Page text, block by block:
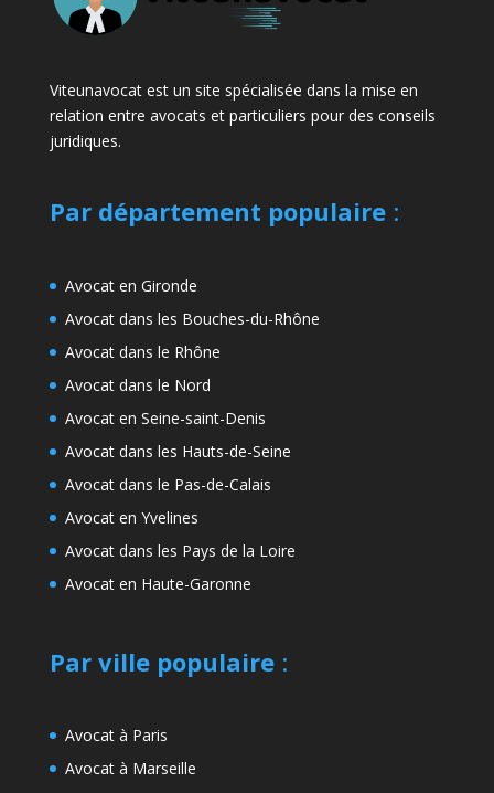
Viteunavocat est un site spécialisée dans la mise en
relation entre avocats et particuliers pour des conseils
juridiques.
Par département populaire:
Avocat en Gironde
Avocat dans les Bouches-du-Rhône
Avocat dans le Rhône
Avocat dans le Nord
Avocat en Seine-saint-Denis
Avocat dans les Hauts-de-Seine
Avocat dans le Pas-de-Calais
Avocat en Yvelines
Avocat dans les Pays de la Loire
Avocat en Haute-Garonne
Par ville populaire:
Avocat à Paris
Avocat à Marseille